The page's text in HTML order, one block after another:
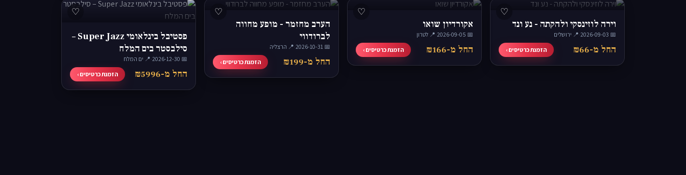
♡
וירה לוזינסקי ולהקתה - נע ונד
📅 2026-09-03
·📍 ירושלים
החל מ-₪66 הזמנת כרטיסים ›
♡
אקורדיון שואו
📅 2026-09-05
·📍 לטרון
החל מ-₪166 הזמנת כרטיסים ›
♡
הערב מחזמר - מופע מחווה
לברודווי
📅 2026-10-31
·📍 הרצליה
החל מ-₪199 הזמנת כרטיסים ›
♡
פסטיבל בינלאומי Super Jazz –
סילבסטר בים המלח
📅 2026-12-30
·📍 ים המלח
החל מ-₪5996 הזמנת כרטיסים ›